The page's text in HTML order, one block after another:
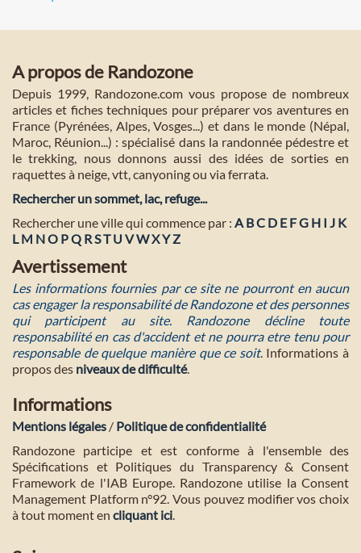
A propos de Randozone
Depuis 1999, Randozone.com vous propose de nombreux
articles et fiches techniques pour préparer vos aventures en
France (Pyrénées, Alpes, Vosges...) et dans le monde (Népal,
Maroc, Réunion...) : spécialisé dans la randonnée pédestre et
le trekking, nous donnons aussi des idées de sorties en
raquettes à neige, vtt, canyoning ou via ferrata.
Rechercher un sommet, lac, refuge...
Rechercher une ville qui commence par : A BC D E FG H I J K
L M NO PQ RST U VWXYZ
Avertissement
Les informations fournies par ce site ne pourront en aucun
cas engager la responsabilité de Randozone et des personnes
qui participent au site. Randozone décline toute
responsabilité en cas d'accident et ne pourra etre tenu pour
responsable de quelque manière que ce soit. Informations à
propos des niveaux de difficulté.
Informations
Mentions légales / Politique de confidentialité
Randozone participe et est conforme à l'ensemble des
Spécifications et Politiques du Transparency & Consent
Framework de l'IAB Europe. Randozone utilise la Consent
Management Platform n°92. Vous pouvez modifier vos choix
à tout moment en cliquant ici.